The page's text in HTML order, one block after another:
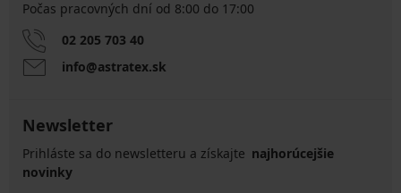
Počas pracovných dní od 8:00 do 17:00
02 205 703 40
info@astratex.sk
Newsletter
Prihláste sa do newsletteru a získajte najhorúcejšie
novinky